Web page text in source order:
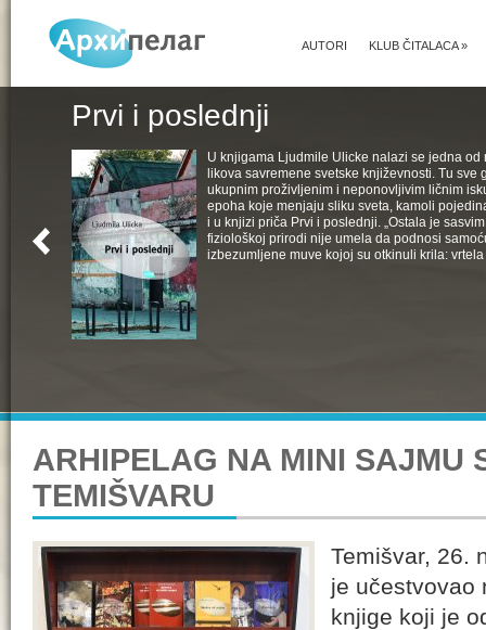
KLUB ČITALACA»
AUTORI
Prvi i poslednji
U knjigama Ljudmile Ulicke nalazi se jedna
likova savremene svetske književnosti. Tu sve
ukupnim proživljenim i neponovljivim ličnim
epoha koje menjaju sliku sveta, kamoli
i u knjizi priča Prvi i poslednji. „Ostala je
fiziološkoj prirodi nije umela da podnosi
izbezumljene muve kojoj su otkinuli krila:
ARHIPELAG NA MINI SAJMU
TEMIŠVARU
Temišvar, 26.
je učestvovao
knjige koji je